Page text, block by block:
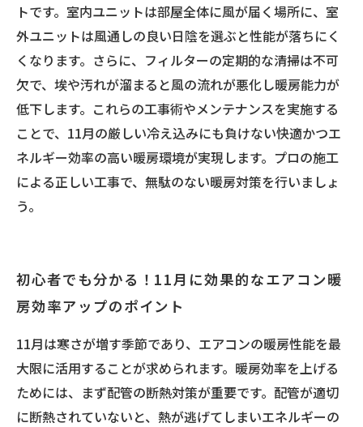
トです。室内ユニットは部屋全体に風が届く場所に、室
外ユニットは風通しの良い日陰を選ぶと性能が落ちにく
くなります。さらに、フィルターの定期的な清掃は不可
欠で、埃や汚れが溜まると風の流れが悪化し暖房能力が
低下します。これらの工事術やメンテナンスを実施する
ことで、11月の厳しい冷え込みにも負けない快適かつエ
ネルギー効率の高い暖房環境が実現します。プロの施工
による正しい工事で、無駄のない暖房対策を行いましょ
う。
初心者でも分かる！11月に効果的なエアコン暖
房効率アップのポイント
11月は寒さが増す季節であり、エアコンの暖房性能を最
大限に活用することが求められます。暖房効率を上げる
ためには、まず配管の断熱対策が重要です。配管が適切
に断熱されていないと、熱が逃げてしまいエネルギーの